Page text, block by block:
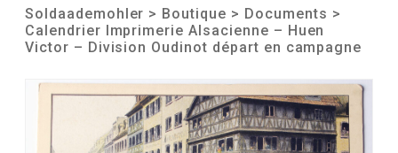
Soldaademohler > Boutique > Documents >
Calendrier Imprimerie Alsacienne – Huen
Victor – Division Oudinot départ en campagne